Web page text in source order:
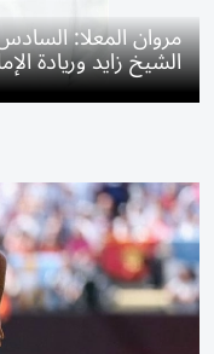
مروان المعلا:
الشيخ زايد وريادة